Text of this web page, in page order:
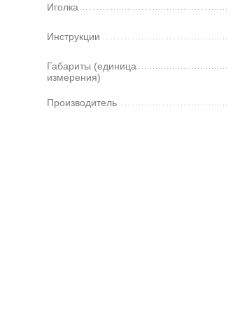
Иголка
Инструкции
Габариты (единица
измерения)
Производитель